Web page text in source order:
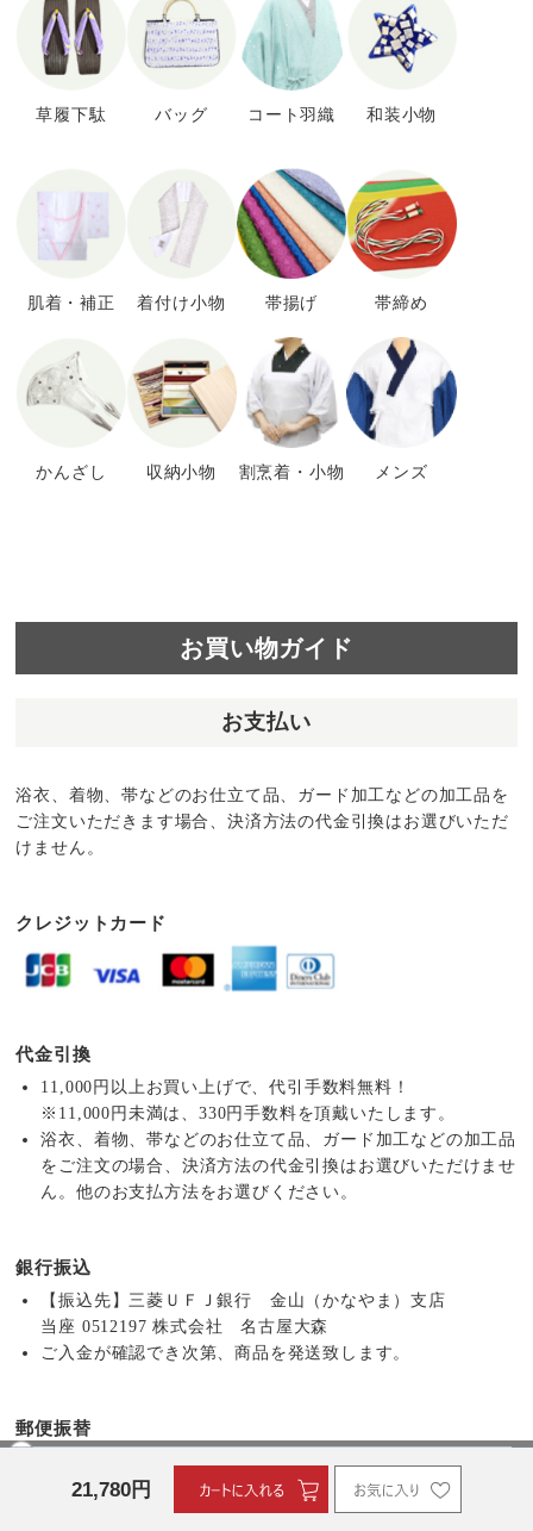
21,780円
草履下駄 バッグ コート羽織 和装小物
肌着・補正 着付け小物 帯揚げ 帯締め
かんざし 収納小物 割烹着・小物 メンズ
お買い物ガイド
お支払い
浴衣、着物、帯などのお仕立て品、ガード加工などの加工品を
ご注文いただきます場合、決済方法の代金引換はお選びいただ
けません。
クレジットカード
代金引換
11,000円以上お買い上げで、代引手数料無料！
※11,000円未満は、330円手数料を頂戴いたします。
浴衣、着物、帯などのお仕立て品、ガード加工などの加工品
をご注文の場合、決済方法の代金引換はお選びいただけませ
ん。他のお支払方法をお選びください。
銀行振込
【振込先】三菱ＵＦＪ銀行 金山（かなやま）支店
当座 0512197 株式会社 名古屋大森
ご入金が確認でき次第、商品を発送致します。
郵便振替
【振込先】12180-55943021 株式会社 名古屋大森
ご入金が確認でき次第、商品を発送致します。